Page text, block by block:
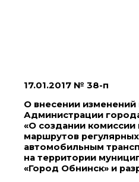
17.01.2017 № 38-п
О внесении изменений
Администрации
«О создании
маршрутов
автомобильным
на территории
«Город Обнинск» и